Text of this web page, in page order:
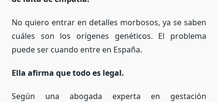
No quiero entrar en detalles morbosos, ya se saben
cuáles son los orígenes genéticos. El problema
puede ser cuando entre en España.
Ella afirma que todo es legal.
Según una abogada experta en gestación